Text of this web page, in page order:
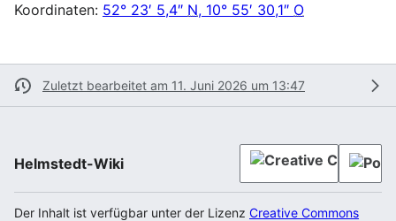
Koordinaten: 52° 23′ 5,4″ N, 10° 55′ 30,1″ O
Zuletzt bearbeitet am 11. Juni 2026 um 13:47
Helmstedt-Wiki
Der Inhalt ist verfügbar unter der Lizenz Creative Commons